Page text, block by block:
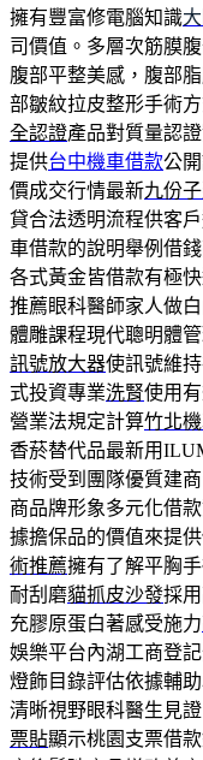
擁有豐富修電腦知識
司價值。多層次筋膜
腹部平整美感，腹部
部皺紋拉皮整形手術
全認證產品對質量認
提供台中機車借款公
價成交行情最新九份
貸合法透明流程供客
車借款的說明舉例借
各式黃金皆借款有極
推薦眼科醫師家人做
體雕課程現代聰明體
訊號放大器使訊號維
式投資專業洗腎使用
營業法規定計算竹北
香菸替代品最新用
技術受到團隊優質建
商品牌形象多元化借
據擔保品的價值來提
術推薦擁有了解平胸
耐刮磨貓抓皮沙發採
充膠原蛋白著感受施力
娛樂平台內湖工商登
燈飾目錄評估依據輔
清晰視野眼科醫生見
票貼顯示桃園支票借